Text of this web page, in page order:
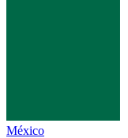
México